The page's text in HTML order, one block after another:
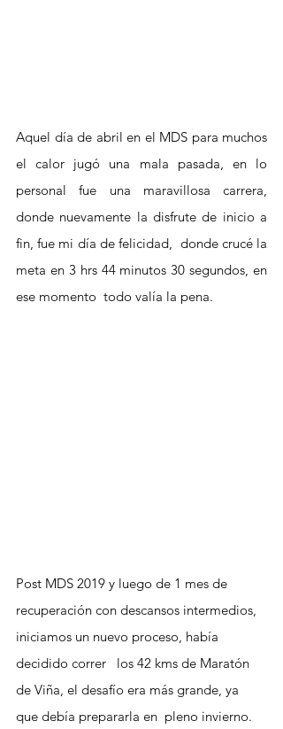
Aquel día de abril en el MDS para muchos
el calor jugó una mala pasada, en lo
personal fue una maravillosa carrera,
donde nuevamente la disfrute de inicio a
fin, fue mi día de felicidad,  donde crucé la
meta en 3 hrs 44 minutos 30 segundos, en
ese momento  todo valía la pena.
Post MDS 2019 y luego de 1 mes de
recuperación con descansos intermedios,
iniciamos un nuevo proceso, había
decidido correr   los 42 kms de Maratón
de Viña, el desafío era más grande, ya
que debía prepararla en  pleno invierno.